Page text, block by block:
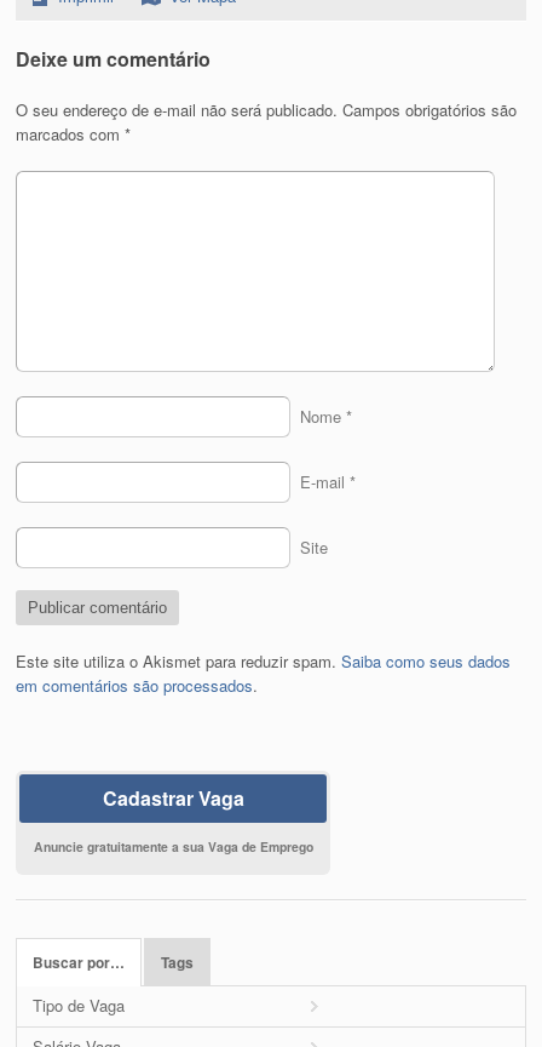
Deixe um comentário
O seu endereço de e-mail não será publicado. Campos obrigatórios são
marcados com*
Nome *
E-mail *
Site
Este site utiliza o Akismet para reduzir spam.Saiba como seus dados
em comentários são processados.
Cadastrar Vaga
Anuncie gratuitamente a sua Vaga de Emprego
Buscar por… Tags
Tipo de Vaga